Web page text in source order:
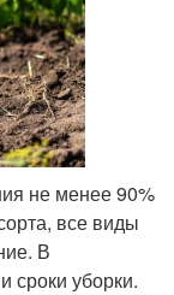
не менее 90%
все виды
В
сроки уборки.